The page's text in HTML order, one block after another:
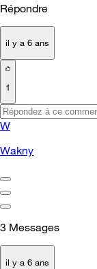
Répondre
il y a 6 ans
1
W
Wakny
3 Messages
il y a 6 ans